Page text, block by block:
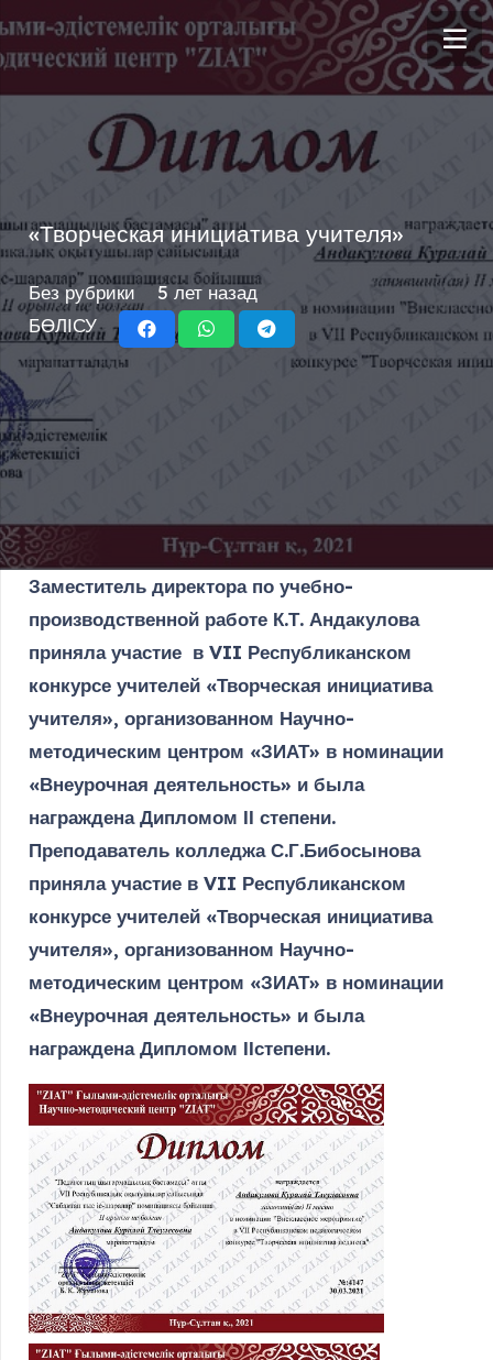
«Творческая инициатива учителя»
Без рубрики
5 лет назад
БӨЛІСУ
Заместитель директора по учебно-
производственной работе К.Т. Андакулова
приняла участие в VII Республиканском
конкурсе учителей «Творческая инициатива
учителя», организованном Научно-
методическим центром «ЗИАТ» в номинации
«Внеурочная деятельность» и была
награждена Дипломом ІІ степени.
Преподаватель колледжа С.Г.Бибосынова
приняла участие в VII Республиканском
конкурсе учителей «Творческая инициатива
учителя», организованном Научно-
методическим центром «ЗИАТ» в номинации
«Внеурочная деятельность» и была
награждена Дипломом ІІстепени.